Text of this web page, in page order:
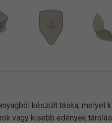
készült táska,
vagy kisebb edények